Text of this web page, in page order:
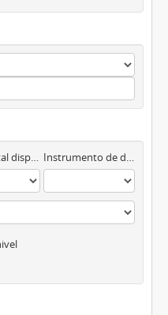
Objeto digital disponibles Instrumento de descripción